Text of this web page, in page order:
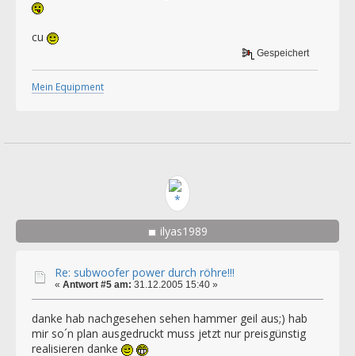
cu
Gespeichert
Mein Equipment
ilyas1989
Re: subwoofer power durch röhre!!!
« Antwort #5 am: 31.12.2005 15:40 »
danke hab nachgesehen sehen hammer geil aus;) hab
mir so´n plan ausgedruckt muss jetzt nur preisgünstig
realisieren danke